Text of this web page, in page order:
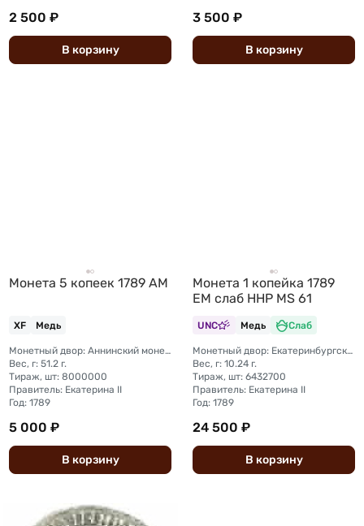
2 500 ₽
В корзину
3 500 ₽
В корзину
Монета 5 копеек 1789 АМ
XF Медь
Монетный двор: Аннинский монетный двор (с. Анинское Пермская губерния)
Вес, г: 51.2 г.
Тираж, шт: 8000000
Правитель: Екатерина II
Год: 1789
5 000 ₽
В корзину
Монета 1 копейка 1789
ЕМ слаб ННР MS 61
UNC Медь Слаб
Монетный двор: Екатеринбургский монетный двор
Вес, г: 10.24 г.
Тираж, шт: 6432700
Правитель: Екатерина II
Год: 1789
24 500 ₽
В корзину